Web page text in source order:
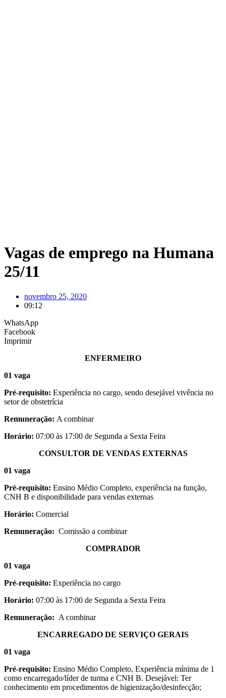
Vagas de emprego na Humana
25/11
novembro 25, 2020
09:12
WhatsApp
Facebook
Imprimir
ENFERMEIRO
01 vaga
Pré-requisito: Experiência no cargo, sendo desejável vivência no
setor de obstetrícia
Remuneração: A combinar
Horário: 07:00 às 17:00 de Segunda a Sexta Feira
CONSULTOR DE VENDAS EXTERNAS
01 vaga
Pré-requisito: Ensino Médio Completo, experiência na função,
CNH B e disponibilidade para vendas externas
Horário: Comercial
Remuneração: Comissão a combinar
COMPRADOR
01 vaga
Pré-requisito: Experiência no cargo
Horário: 07:00 às 17:00 de Segunda a Sexta Feira
Remuneração: A combinar
ENCARREGADO DE SERVIÇO GERAIS
01 vaga
Pré-requisito: Ensino Médio Completo, Experiência mínima de 1
como encarregado/líder de turma e CNH B. Desejável: Ter
conhecimento em procedimentos de higienização/desinfecção;